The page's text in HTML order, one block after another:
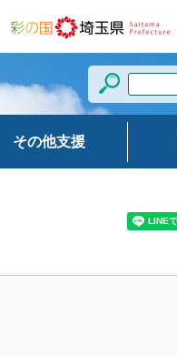
その他支援